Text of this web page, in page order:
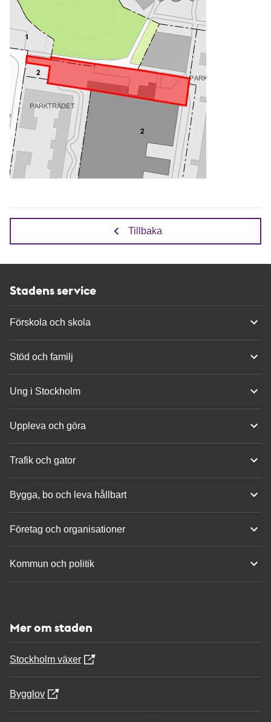
Tillbaka
Stadens service
Förskola och skola
Stöd och familj
Ung i Stockholm
Uppleva och göra
Trafik och gator
Bygga, bo och leva hållbart
Företag och organisationer
Kommun och politik
Mer om staden
Stockholm växer
Bygglov